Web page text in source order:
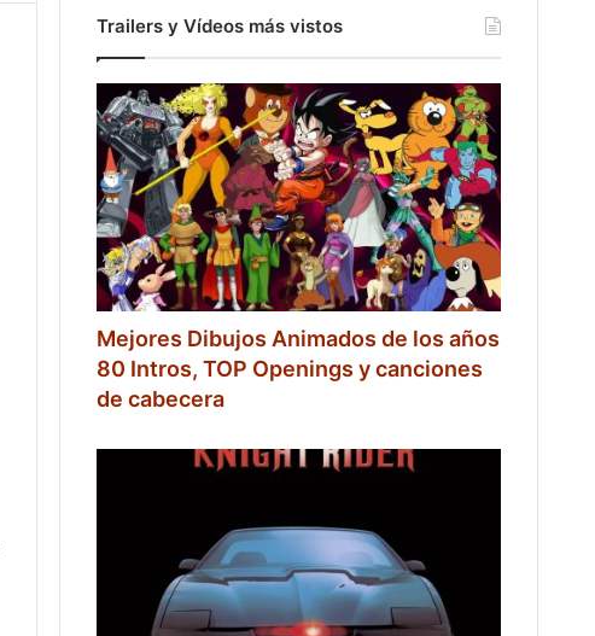
Trailers y Vídeos más vistos
Mejores Dibujos Animados de los años
80 Intros, TOP Openings y canciones
de cabecera